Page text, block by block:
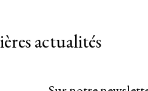
actualités